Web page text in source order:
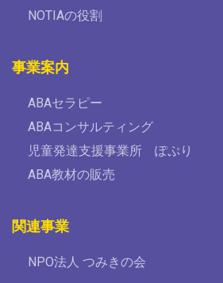
NOTIAの役割
事業案内
ABAセラピー
ABAコンサルティング
児童発達支援事業所 ぽぷり
ABA教材の販売
関連事業
NPO法人 つみきの会